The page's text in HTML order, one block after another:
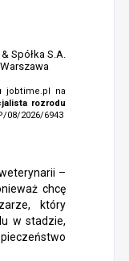
Spółka S.A.
jobtime.pl na
rozrodu
08/2026/6943
–
chcę
który
w stadzie,